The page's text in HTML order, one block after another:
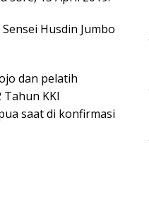
Husdin Jumbo
dan pelatih
KKI
saat di konfirmasi